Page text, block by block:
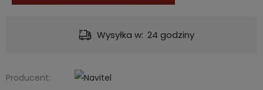
Dostawa: od 12,00 zł- InPost Paczkomat® 24/7
Producent: